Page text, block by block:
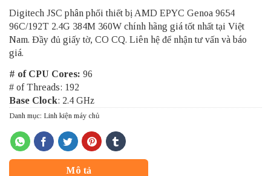
Digitech JSC phân phối thiết bị AMD EPYC Genoa 9654
96C/192T 2.4G 384M 360W chính hãng giá tốt nhất tại Việt
Nam. Đầy đủ giấy tờ, CO CQ. Liên hệ để nhận tư vấn và báo
giá.
# of CPU Cores: 96
# of Threads: 192
Base Clock: 2.4 GHz
Danh mục: Linh kiện máy chủ
Mô tả